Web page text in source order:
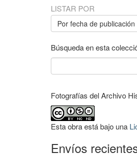
LISTAR POR
Por fecha de publicación
Búsqueda en esta
Fotografías del Archivo
Esta obra está bajo una
Envíos